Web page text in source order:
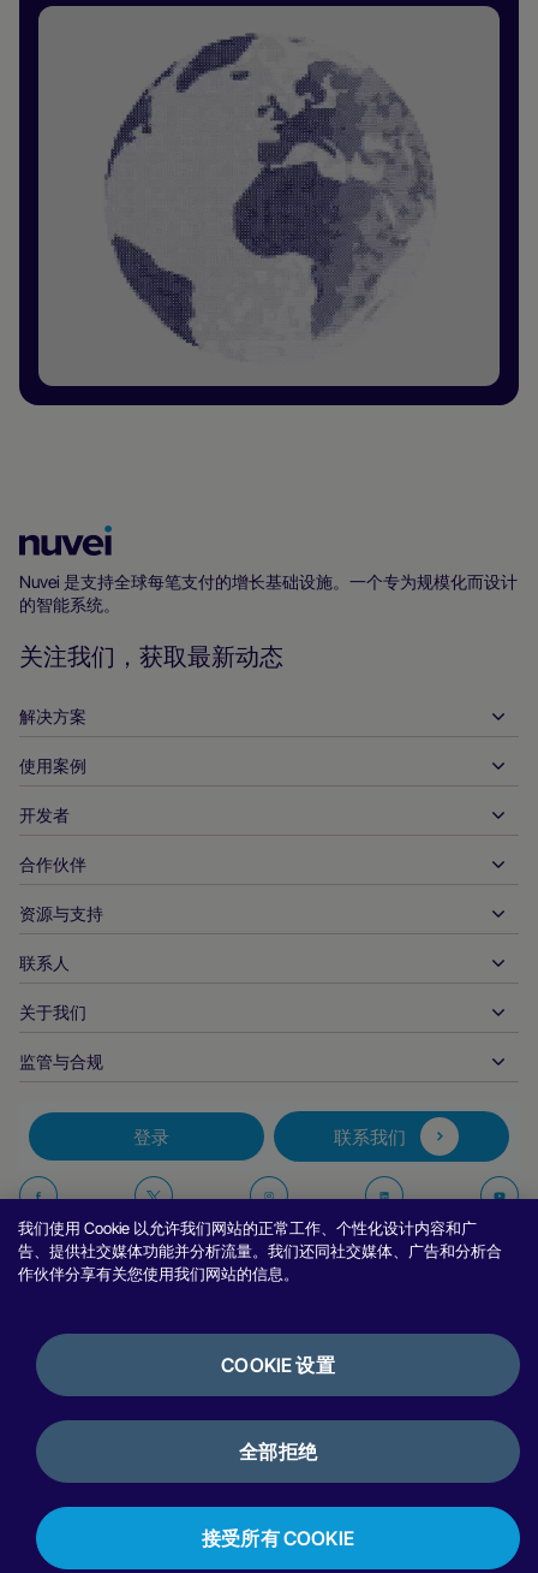
主
Nuvei 是支持全球每笔支付的增长基础设施。一个专为规模化而设计
的智能系统。
关注我们，获取最新动态
解决方案
入账
支出
全球收单
实时支付
发布
付款方式
APM
欺诈与风险管理
拒付解决方案
币种管理
对账管理
集成选项
银行服务
加密货币与数字资产
支付编排
使用案例
接待服务
汽车
企业对企业
金融服务
政府付款
旅行与交通
独立软件供货商
加密货币平台与兑换
市场
中小企业
数字内容与订阅
视频游戏
开发者
开发者工具
API 参考文件
文件资料中心
合作伙伴
与我们合作
合作伙伴产品和解决方案
技术合作伙伴
合作伙伴 DNA
合作伙伴见解
资源与支持
客户支持
商家资源
行业报告
联系人
商户销售咨询
首席执行官办公室
公司信息
推荐商户计划
报告安全漏洞
关于我们
业务概况
案例研究
博客
新闻室
访谈与网络研讨会
监管与合规
无障碍声明
反现代奴隶制报告（英国）
反现代奴隶制报告（加拿大）
阿根廷信息与政策
巴西信息与政策
举报政策
许可证与认证
登录 联系我们
Facebook
上
们
Twitter
上
们
Instagram
我
们
Linkedin
们
版权所有 © Nuvei – 保留所有权利 2026
Cookie 政策
使用条款
评论与推荐
我们使用 Cookie 以允许我们网站的正常工作、个性化设计内容和广
告、提供社交媒体功能并分析流量。我们还同社交媒体、广告和分析合
作伙伴分享有关您使用我们网站的信息。
COOKIE 设置
全部拒绝
接受所有 COOKIE